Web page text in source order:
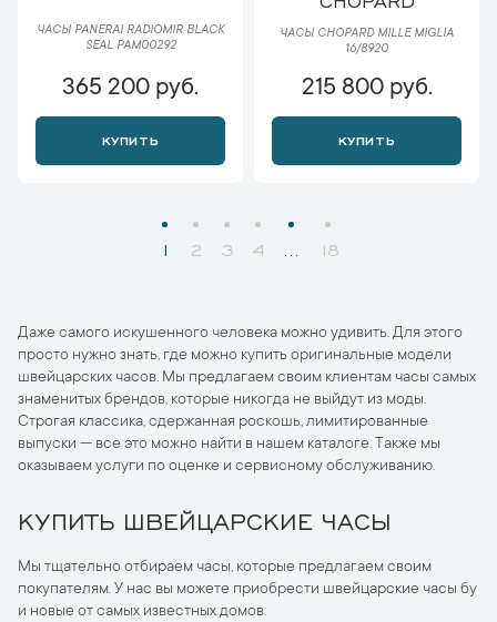
ЧАСЫ PANERAI RADIOMIR BLACK
SEAL PAM00292
365 200 руб.
КУПИТЬ
ЧАСЫ CHOPARD MILLE MIGLIA
16/8920
215 800 руб.
КУПИТЬ
1 2 3 4 18
Даже самого искушенного человека можно удивить. Для этого
просто нужно знать, где можно купить оригинальные модели
швейцарских часов. Мы предлагаем своим клиентам часы самых
знаменитых брендов, которые никогда не выйдут из моды.
Строгая классика, сдержанная роскошь, лимитированные
выпуски — все это можно найти в нашем каталоге. Также мы
оказываем услуги по оценке и сервисному обслуживанию.
КУПИТЬ ШВЕЙЦАРСКИЕ ЧАСЫ
Мы тщательно отбираем часы, которые предлагаем своим
покупателям. У нас вы можете приобрести швейцарские часы бу
и новые от самых известных домов: